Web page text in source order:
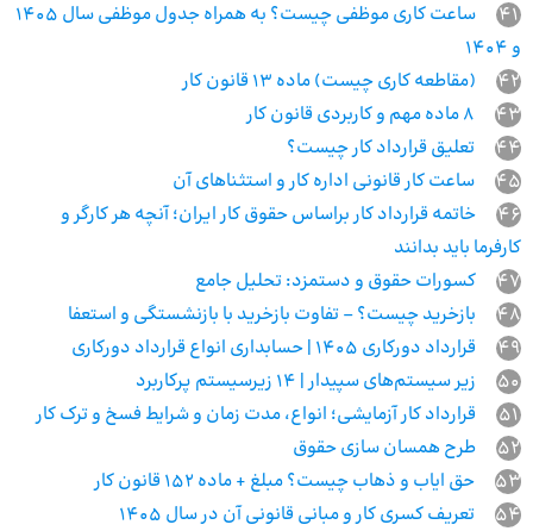
41
ساعت کاری موظفی چیست؟ به همراه جدول موظفی سال 1405
و 1404
42
(مقاطعه کاری چیست) ماده ۱۳ قانون کار
43
44
تعلیق قرارداد کار چیست؟
45
ساعت کار قانونی اداره کار و استثناهای آن
46
خاتمه قرارداد کار براساس حقوق کار ایران؛ آنچه هر کارگر و
کارفرما باید بدانند
47
کسورات حقوق و دستمزد: تحلیل جامع
48
بازخرید چیست؟ – تفاوت بازخرید با بازنشستگی و استعفا
49
قرارداد دورکاری 1405 | حسابداری انواع قرارداد دورکاری
50
زیر سیستم‌های سپیدار | 14 زیرسیستم پرکاربرد
51
قرارداد کار آزمایشی؛ انواع، مدت زمان و شرایط فسخ و ترک کار
52
طرح همسان ‌سازی حقوق
53
حق ایاب و ذهاب چیست؟ مبلغ + ماده 152 قانون کار
54
تعریف کسری کار و مبانی قانونی آن در سال 1405